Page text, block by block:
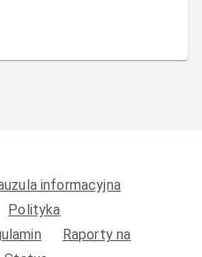
informacyjna
Polityka
Raporty na